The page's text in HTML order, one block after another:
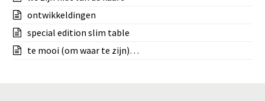
ontwikkeldingen
special edition slim table
te mooi (om waar te zijn)…